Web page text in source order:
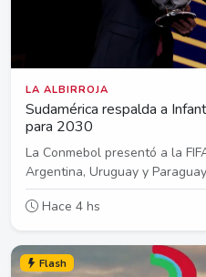
LA ALBIRROJA
Sudamérica respalda a
para 2030
La Conmebol presentó a la
Argentina, Uruguay y
Hace 4 hs
Flash